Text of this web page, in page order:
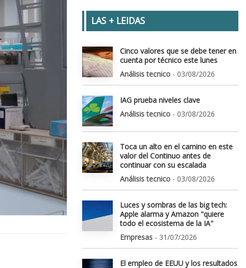
LAS + LEIDAS
Cinco valores que se debe tener en
cuenta por técnico este lunes
Análisis tecnico - 03/08/2026
IAG prueba niveles clave
Análisis tecnico - 03/08/2026
Toca un alto en el camino en este
valor del Continuo antes de
continuar con su escalada
Análisis tecnico - 03/08/2026
Luces y sombras de las big tech:
Apple alarma y Amazon "quiere
todo el ecosistema de la IA"
Empresas - 31/07/2026
El empleo de EEUU y los resultados